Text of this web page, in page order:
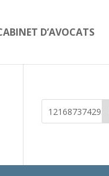
D’AVOCATS